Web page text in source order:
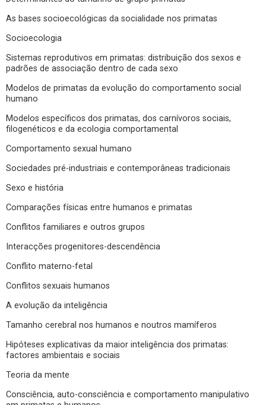
As bases socioecológicas da socialidade nos primatas
Socioecologia
Sistemas reprodutivos em primatas: distribuição dos sexos e
padrões de associação dentro de cada sexo
Modelos de primatas da evolução do comportamento social
humano
Modelos específicos dos primatas, dos carnívoros sociais,
filogenéticos e da ecologia comportamental
Comportamento sexual humano
Sociedades pré-industriais e contemporâneas tradicionais
Sexo e história
Comparações físicas entre humanos e primatas
Conflitos familiares e outros grupos
Interacções progenitores-descendência
Conflito materno-fetal
Conflitos sexuais humanos
A evolução da inteligência
Tamanho cerebral nos humanos e noutros mamíferos
Hipóteses explicativas da maior inteligência dos primatas:
factores ambientais e sociais
Teoria da mente
Consciência, auto-consciência e comportamento manipulativo